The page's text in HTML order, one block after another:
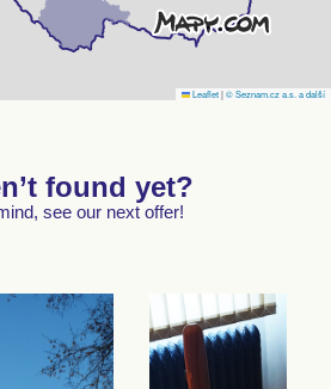
Leaflet|© Seznam.cz a.s. a další
found yet?
see our next offer!